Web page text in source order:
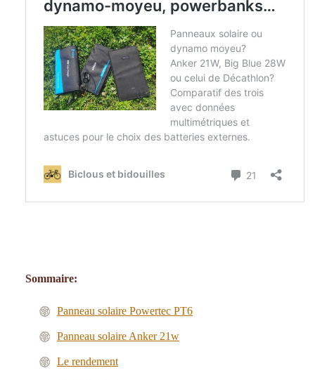
Sommaire:
Panneau solaire Powertec PT6
Panneau solaire Anker 21w
Le rendement